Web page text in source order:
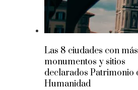
Las 8 ciudades con más
monumentos y sitios
declarados Patrimonio
Humanidad